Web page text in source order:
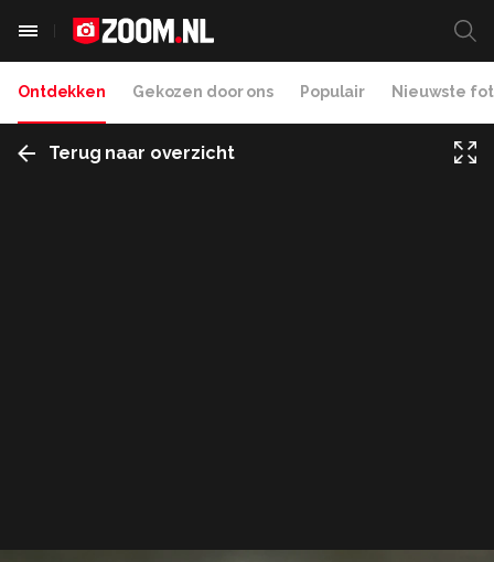
Ontdekken Gekozen door ons Populair Nieuwste
Terug naar overzicht